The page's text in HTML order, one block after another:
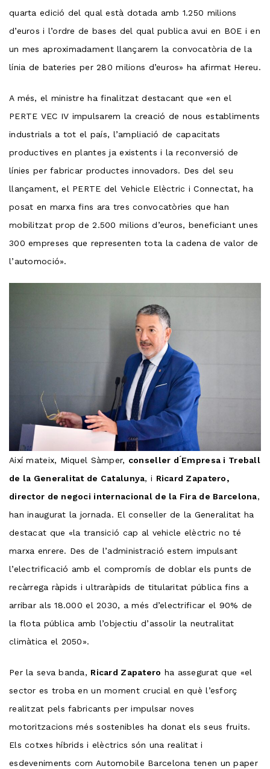
quarta edició del qual està dotada amb 1.250 milions
d’euros i l’ordre de bases del qual publica avui en BOE i en
un mes aproximadament llançarem la convocatòria de la
línia de bateries per 280 milions d’euros» ha afirmat Hereu.
A més, el ministre ha finalitzat destacant que «en el
PERTE VEC IV impulsarem la creació de nous establiments
industrials a tot el país, l’ampliació de capacitats
productives en plantes ja existents i la reconversió de
línies per fabricar productes innovadors. Des del seu
llançament, el PERTE del Vehicle Elèctric i Connectat, ha
posat en marxa fins ara tres convocatòries que han
mobilitzat prop de 2.500 milions d’euros, beneficiant unes
300 empreses que representen tota la cadena de valor de
l’automoció».
Així mateix, Miquel Sàmper, conseller d ́Empresa i Treball
de la Generalitat de Catalunya, i Ricard Zapatero,
director de negoci internacional de la Fira de Barcelona,
han inaugurat la jornada. El conseller de la Generalitat ha
destacat que «la transició cap al vehicle elèctric no té
marxa enrere. Des de l’administració estem impulsant
l’electrificació amb el compromís de doblar els punts de
recàrrega ràpids i ultraràpids de titularitat pública fins a
arribar als 18.000 el 2030, a més d’electrificar el 90% de
la flota pública amb l’objectiu d’assolir la neutralitat
climàtica el 2050».
Per la seva banda, Ricard Zapatero ha assegurat que «el
sector es troba en un moment crucial en què l’esforç
realitzat pels fabricants per impulsar noves
motoritzacions més sostenibles ha donat els seus fruits.
Els cotxes híbrids i elèctrics són una realitat i
esdeveniments com Automobile Barcelona tenen un paper